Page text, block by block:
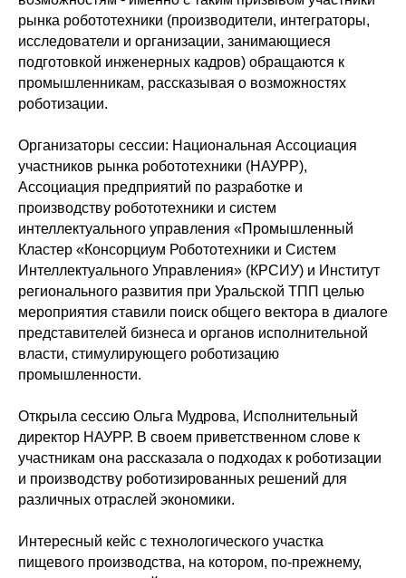
рынка робототехники (производители, интеграторы,
исследователи и организации, занимающиеся
подготовкой инженерных кадров) обращаются к
промышленникам, рассказывая о возможностях
роботизации.
Организаторы сессии: Национальная Ассоциация
участников рынка робототехники (НАУРР),
Ассоциация предприятий по разработке и
производству робототехники и систем
интеллектуального управления «Промышленный
Кластер «Консорциум Робототехники и Систем
Интеллектуального Управления» (КРСИУ) и Институт
регионального развития при Уральской ТПП целью
мероприятия ставили поиск общего вектора в диалоге
представителей бизнеса и органов исполнительной
власти, стимулирующего роботизацию
промышленности.
Открыла сессию Ольга Мудрова, Исполнительный
директор НАУРР. В своем приветственном слове к
участникам она рассказала о подходах к роботизации
и производству роботизированных решений для
различных отраслей экономики.
Интересный кейс с технологического участка
пищевого производства, на котором, по-прежнему,